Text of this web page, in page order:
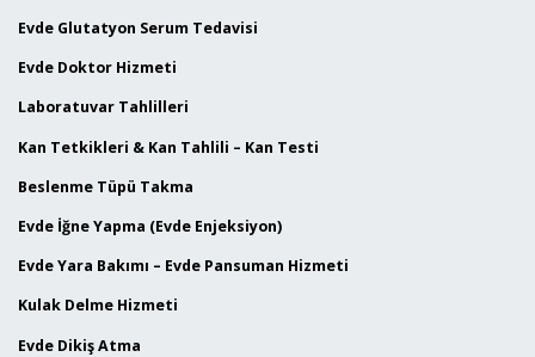
Evde Glutatyon Serum Tedavisi
Evde Doktor Hizmeti
Laboratuvar Tahlilleri
Kan Tetkikleri & Kan Tahlili – Kan Testi
Beslenme Tüpü Takma
Evde İğne Yapma (Evde Enjeksiyon)
Evde Yara Bakımı – Evde Pansuman Hizmeti
Kulak Delme Hizmeti
Evde Dikiş Atma